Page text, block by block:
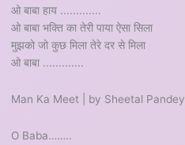
ओ बाबा हाय .............
ओ बाबा भक्ति का तेरी पाया ऐसा सिला
मुझको जो कुछ मिला तेरे दर से मिला
ओ बाबा .............
Man Ka Meet | by Sheetal Pandey
O Baba……..